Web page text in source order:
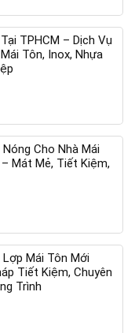
TPHCM – Dịch Vụ
Tôn, Inox, Nhựa
Cho Nhà Mái
Mát Mẻ, Tiết Kiệm,
Lợp Mái Tôn Mới
Tiết Kiệm, Chuyên
Trình